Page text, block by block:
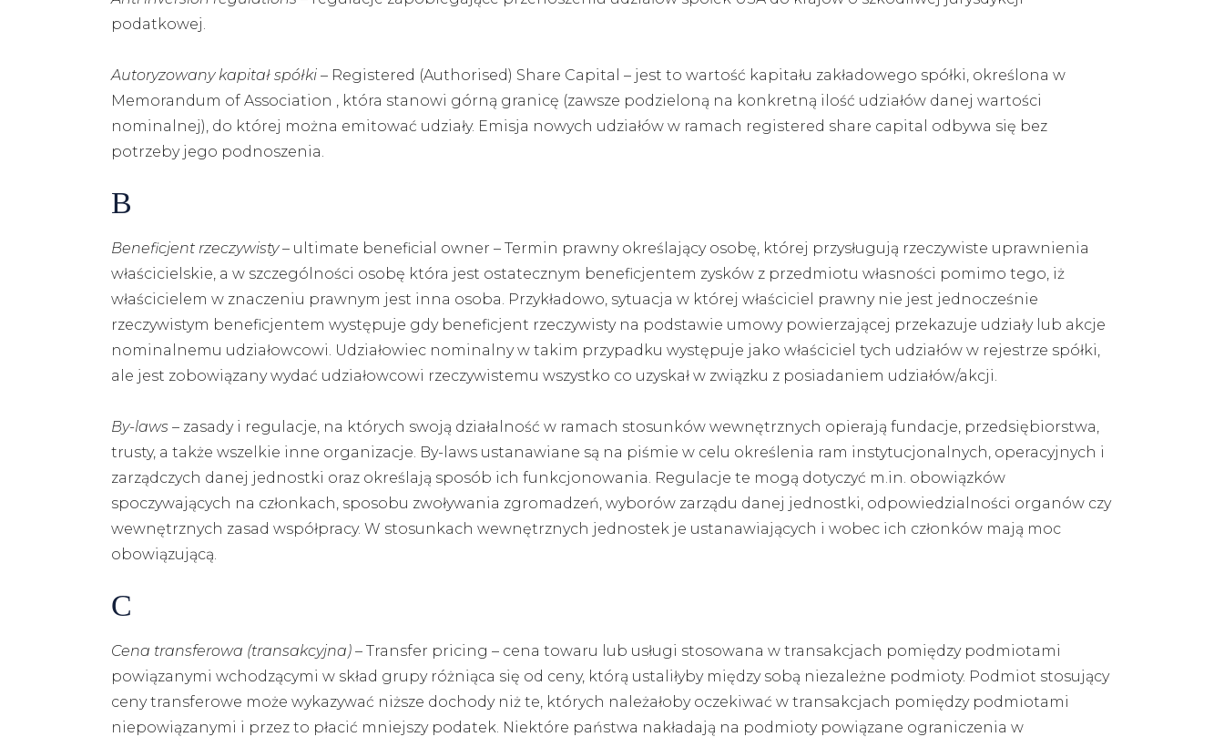
podatkowej.
Autoryzowany kapitał spółki – Registered (Authorised) Share Capital – jest to wartość kapitału zakładowego spółki, określona w
Memorandum of Association , która stanowi górną granicę (zawsze podzieloną na konkretną ilość udziałów danej wartości
nominalnej), do której można emitować udziały. Emisja nowych udziałów w ramach registered share capital odbywa się bez
potrzeby jego podnoszenia.
B
Beneficjent rzeczywisty– ultimate beneficial owner – Termin prawny określający osobę, której przysługują rzeczywiste uprawnienia
właścicielskie, a w szczególności osobę która jest ostatecznym beneficjentem zysków z przedmiotu własności pomimo tego, iż
właścicielem w znaczeniu prawnym jest inna osoba. Przykładowo, sytuacja w której właściciel prawny nie jest jednocześnie
rzeczywistym beneficjentem występuje gdy beneficjent rzeczywisty na podstawie umowy powierzającej przekazuje udziały lub akcje
nominalnemu udziałowcowi. Udziałowiec nominalny w takim przypadku występuje jako właściciel tych udziałów w rejestrze spółki,
ale jest zobowiązany wydać udziałowcowi rzeczywistemu wszystko co uzyskał w związku z posiadaniem udziałów/akcji.
By-laws – zasady i regulacje, na których swoją działalność w ramach stosunków wewnętrznych opierają fundacje, przedsiębiorstwa,
trusty, a także wszelkie inne organizacje. By-laws ustanawiane są na piśmie w celu określenia ram instytucjonalnych, operacyjnych i
zarządczych danej jednostki oraz określają sposób ich funkcjonowania. Regulacje te mogą dotyczyć m.in. obowiązków
spoczywających na członkach, sposobu zwoływania zgromadzeń, wyborów zarządu danej jednostki, odpowiedzialności organów czy
wewnętrznych zasad współpracy. W stosunkach wewnętrznych jednostek je ustanawiających i wobec ich członków mają moc
obowiązującą.
C
Cena transferowa (transakcyjna) – Transfer pricing – cena towaru lub usługi stosowana w transakcjach pomiędzy podmiotami
powiązanymi wchodzącymi w skład grupy różniąca się od ceny, którą ustaliłyby między sobą niezależne podmioty. Podmiot stosujący
ceny transferowe może wykazywać niższe dochody niż te, których należałoby oczekiwać w transakcjach pomiędzy podmiotami
niepowiązanymi i przez to płacić mniejszy podatek. Niektóre państwa nakładają na podmioty powiązane ograniczenia w